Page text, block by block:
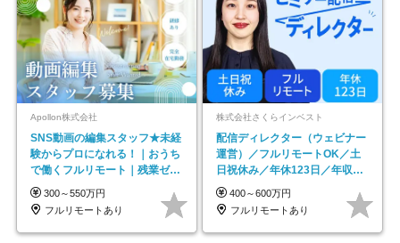
Apollon株式会社
SNS動画の編集スタッフ★未経
験からプロになれる！｜おうち
で働くフルリモート｜残業ゼロ
で18時退勤◎
300～550万円
フルリモートあり
株式会社さくらインベスト
配信ディレクター（ウェビナー
運営）／フルリモートOK／土
日祝休み／年休123日／年収
600万円可
400～600万円
フルリモートあり